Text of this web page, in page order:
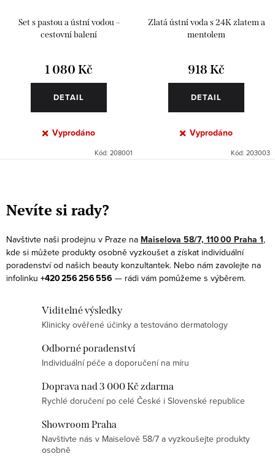
Set s pastou a ústní vodou –
cestovní balení
1 080 Kč
DETAIL
Vyprodáno
Kód: 208001
Zlatá ústní voda s 24K zlatem a
mentolem
918 Kč
DETAIL
Vyprodáno
Kód: 203003
v
l
á
d
a
c
Nevíte si rady?
Navštivte naši prodejnu v Praze na Maiselova 58/7, 110 00 Praha 1,
kde si můžete produkty osobně vyzkoušet a získat individuální
poradenství od našich beauty konzultantek. Nebo nám zavolejte na
infolinku +420 256 256 556 — rádi vám pomůžeme s výběrem.
Viditelné výsledky
Klinicky ověřené účinky a testováno dermatology
Odborné poradenství
Individuální péče a doporučení na míru
Doprava nad 3 000 Kč zdarma
Rychlé doručení po celé České i Slovenské republice
Showroom Praha
Navštivte nás v Maiselově 58/7 a vyzkoušejte produkty
osobně